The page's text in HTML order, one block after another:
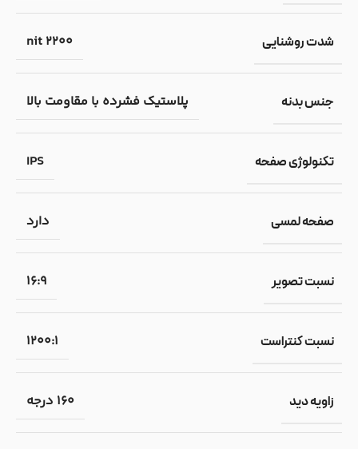
شدت روشنایی 2200 nit
جنس بدنه پلاستیک فشرده با مقاومت بالا
تکنولوژی صفحه IPS
صفحه لمسی دارد
نسبت تصویر ۱۶:۹
نسبت کنتراست 1200:1
زاویه دید ۱۶۰ درجه